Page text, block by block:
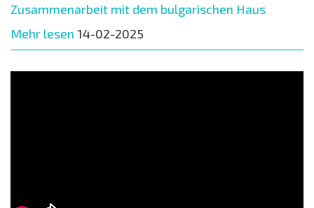
Zusammenarbeit mit dem bulgarischen Haus
Mehr lesen 14-02-2025